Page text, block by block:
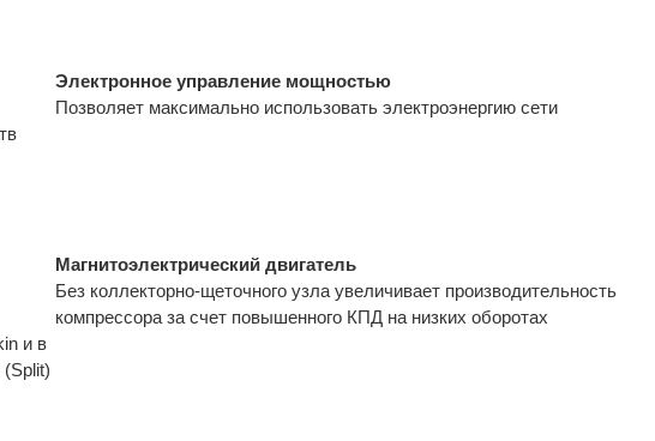
Электронное управление мощностью
Позволяет максимально использовать электроэнергию сети
и в
Магнитоэлектрический двигатель
Без коллекторно-щеточного узла увеличивает производительность
компрессора за счет повышенного КПД на низких оборотах